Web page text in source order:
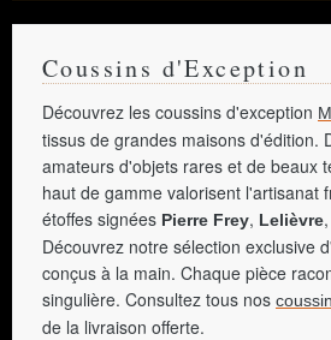
Coussins d'Exception
Découvrez les coussins d'exception
tissus de grandes maisons d'édition.
amateurs d'objets rares et de beaux
haut de gamme valorisent l'artisanat
étoffes signées Pierre Frey, Lelièvre,
Découvrez notre sélection exclusive
conçus à la main. Chaque pièce
singulière. Consultez tous nos
de la livraison offerte.